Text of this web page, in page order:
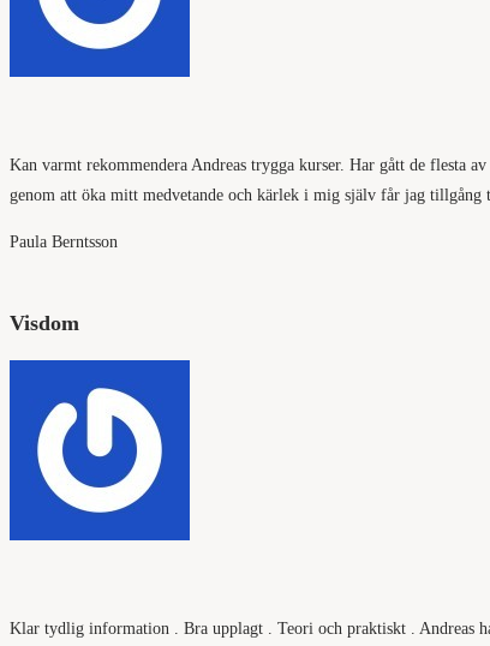
Kan varmt rekommendera Andreas trygga kurser. Har gått de flesta
genom att öka mitt medvetande och kärlek i mig själv får jag
Paula Berntsson
Visdom
Klar tydlig information . Bra upplagt . Teori och praktiskt . Andreas